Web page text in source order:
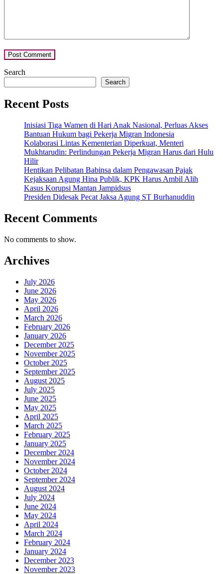
Search
Search
Recent Posts
Inisiasi Tiga Wamen di Hari Anak Nasional, Perluas Akses
Bantuan Hukum bagi Pekerja Migran Indonesia
Kolaborasi Lintas Kementerian Diperkuat, Menteri
Mukhtarudin: Perlindungan Pekerja Migran Harus dari Hulu
Hilir
Hentikan Pelibatan Babinsa dalam Pengawasan Pajak
Kejaksaan Agung Hina Publik, KPK Harus Ambil Alih
Kasus Korupsi Mantan Jampidsus
Presiden Didesak Pecat Jaksa Agung ST Burhanuddin
Recent Comments
No comments to show.
Archives
July 2026
June 2026
May 2026
April 2026
March 2026
February 2026
January 2026
December 2025
November 2025
October 2025
September 2025
August 2025
July 2025
June 2025
May 2025
April 2025
March 2025
February 2025
January 2025
December 2024
November 2024
October 2024
September 2024
August 2024
July 2024
June 2024
May 2024
April 2024
March 2024
February 2024
January 2024
December 2023
November 2023